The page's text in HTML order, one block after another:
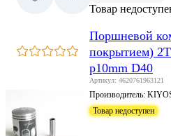
Товар
Поршневой
покрытием)
p10mm D40
Артикул: 4620761963121
Производитель:
Товар недоступен